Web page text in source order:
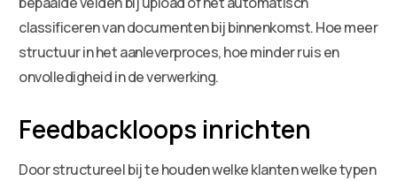
classificeren van documenten bij binnenkomst. Hoe meer
structuur in het aanleverproces, hoe minder ruis en
onvolledigheid in de verwerking.
Feedbackloops inrichten
Door structureel bij te houden welke klanten welke typen